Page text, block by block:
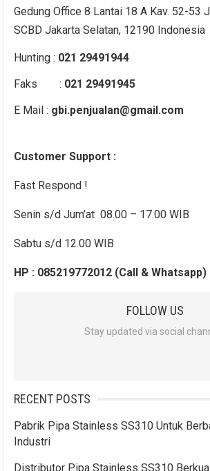
Gedung Office 8 Lantai 18 A Kav. 52-53
SCBD Jakarta Selatan, 12190 Indonesia
Hunting : 021 29491944
Faks : 021 29491945
E Mail : gbi.penjualan@gmail.com
Customer Support :
Fast Respond !
Senin s/d Jum’at 08.00 – 17.00 WIB
Sabtu s/d 12.00 WIB
HP : 085219772012 (Call & Whatsapp)
FOLLOW US
Stay updated via social
RECENT POSTS
Pabrik Pipa Stainless SS310 Untuk
Industri
Distributor Pipa Stainless SS310